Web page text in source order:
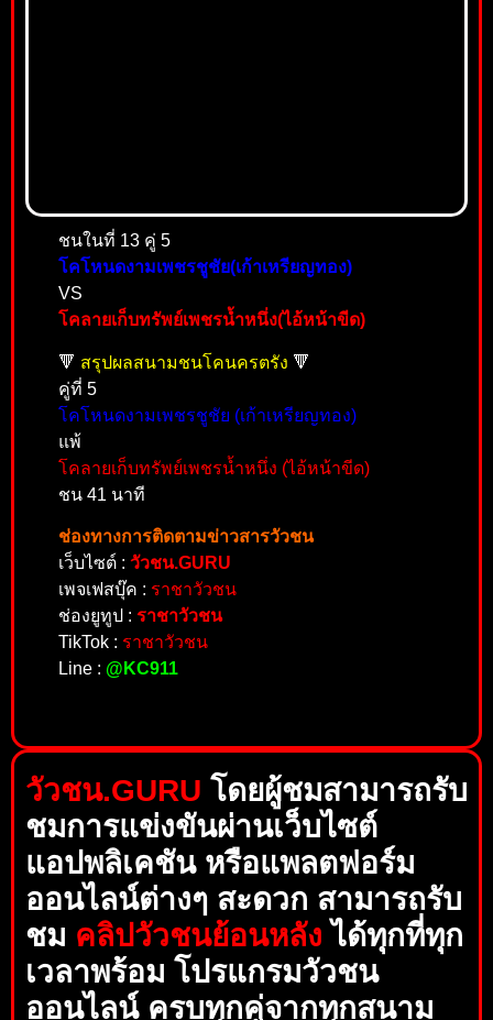
ชนในที่ 13 คู่ 5
โคโหนดงามเพชรชูชัย(เก้าเหรียญทอง)
VS
โคลายเก็บทรัพย์เพชรน้ำหนึ่ง(ไอ้หน้าขีด)
🔻 สรุปผลสนามชนโคนครตรัง 🔻
คู่ที่ 5
โคโหนดงามเพชรชูชัย (เก้าเหรียญทอง)
แพ้
โคลายเก็บทรัพย์เพชรน้ำหนึ่ง (ไอ้หน้าขีด)
ชน 41 นาที
ช่องทางการติดตามข่าวสารวัวชน
เว็บไซต์ : วัวชน.GURU
เพจเฟสบุ๊ค : ราชาวัวชน
ช่องยูทูป : ราชาวัวชน
TikTok : ราชาวัวชน
Line : @KC911
วัวชน.GURU โดยผู้ชมสามารถรับ
ชมการแข่งขันผ่านเว็บไซต์
แอปพลิเคชัน หรือแพลตฟอร์ม
ออนไลน์ต่างๆ สะดวก สามารถรับ
ชม คลิปวัวชนย้อนหลัง ได้ทุกที่ทุก
เวลาพร้อม โปรแกรมวัวชน
ออนไลน์ ครบทุกคู่จากทุกสนาม